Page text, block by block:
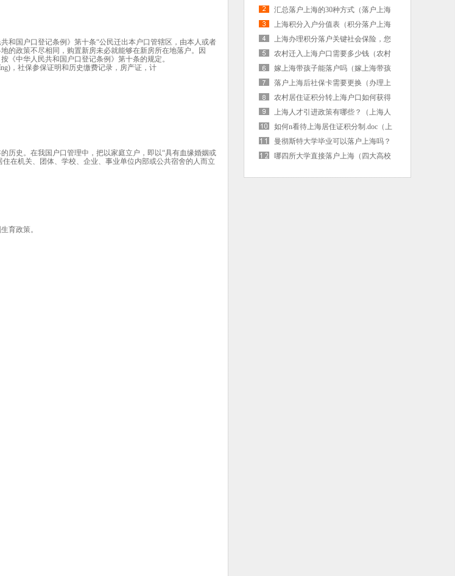
和国户口登记条例》第十条“公民迁出本户口管辖区，由本人或者
的政策不尽相同，购置新房未必就能够在新房所在地落户。因
《中华人民共和国户口登记条例》第十条的规定。
，社保参保证明和历史缴费记录，房产证，计
历史。在我国户口管理中，把以家庭立户，即以“具有血缘婚姻或
在机关、团体、学校、企业、事业单位内部或公共宿舍的人而立
育政策。
人才引进落户条件是什么样的）
汇总落户上海的30种方式（落户上海
的三种方案）
上海积分入户分值表（积分落户上海
积分表）
上海办理积分落户关键社会保险，您
了解吗？（上海积分落户办理流程）
农村迁入上海户口需要多少钱（农村
迁入上海户口需要多少钱一个月）
嫁上海带孩子能落户吗（嫁上海带孩
子能落户吗现在）
落户上海后社保卡需要更换（办理上
海户口后社保卡需要更换吗）
农村居住证积分转上海户口如何获得
（上海市居住证积分转落户）
上海人才引进政策有哪些？（上海人
才引进的条件是啥）
如何n看待上海居住证积分制.doc（上
海 居住证积分）
曼彻斯特大学毕业可以落户上海吗？
（曼彻斯特大学毕业可以落户上海吗
哪四所大学直接落户上海（四大高校